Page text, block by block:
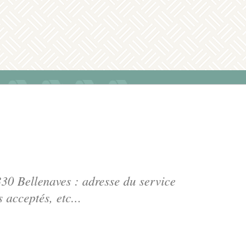
Bellenaves : adresse du service
acceptés, etc...